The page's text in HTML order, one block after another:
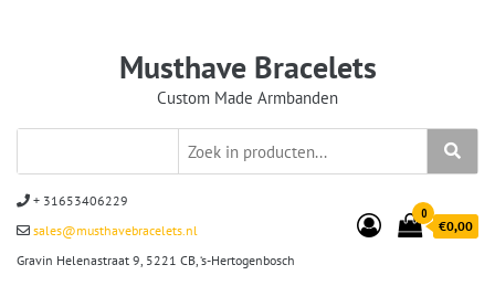
Musthave Bracelets
Custom Made Armbanden
+ 31653406229
sales@musthavebracelets.nl
Gravin Helenastraat 9, 5221 CB, ‘s-Hertogenbosch
0
€0,00